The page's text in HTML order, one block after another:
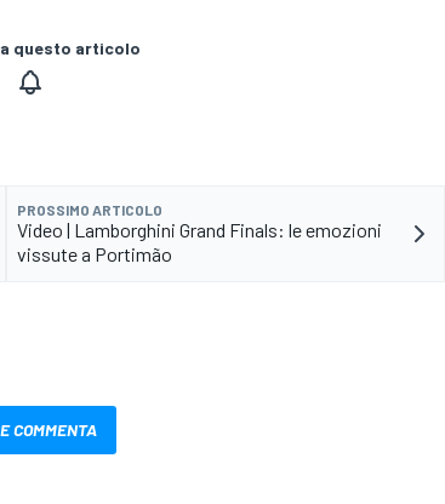
questo articolo
PROSSIMO ARTICOLO
Video | Lamborghini Grand Finals: le emozioni
vissute a Portimão
COMMENTA